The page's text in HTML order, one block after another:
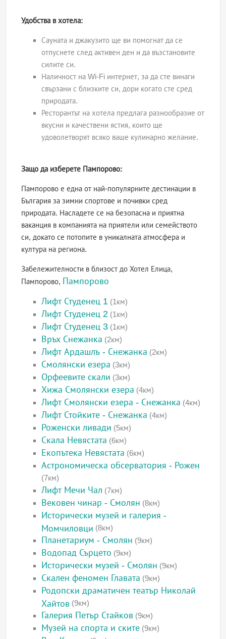
Удобства в хотела:
Сауната и джакузито ще ви помогнат да се
отпуснете след активен ден и да възстановите
силите си.
Наличност на Wi-Fi интернет, за да сте винаги
свързани с близките си, дори когато сте сред
природата.
Ресторантът на хотела предлага разнообразие от
вкусни и качествени ястия, които ще
удоволетворят всяко ваше кулинарно желание.
Защо да изберете Пампорово:
Пампорово е една от най-популярните дестинации в
България за зимни спортове и почивки сред
природата. Насладете се на безопасна и приятна
ваканция в компанията на приятели или семейството
си, докато се потопите в уникалната атмосфера и
култура на региона.
Забележителности в близост до Хотел Елица,
Пампорово, Пампорово
Лифт Студенец 1 (1км)
Лифт Студенец 2 (1км)
Лифт Студенец 3 (1км)
Връх Снежанка (2км)
Лифт Ардашлъ - Снежанка (2км)
Смолянски езера (3км)
Орфеевите скали (3км)
Хижа Смолянски езера (4км)
Лифт Смолянски езера - Снежанка (4км)
Лифт Стойките - Снежанка (4км)
Роженски ливади (5км)
Скала Невястата (6км)
Екопътека Невястата (6км)
Астрономическа обсерватория - Рожен
(7км)
Лифт Мечи Чал (7км)
Вековен чинар - Смолян (8км)
Исторически музей и галерия -
Момчиловци (8км)
Планетариум - Смолян (9км)
Водопад Сърцето (9км)
Исторически музей - Смолян (9км)
Скален феномен Главата (9км)
Родопски драматичен театър Николай
Хайтов (9км)
Галерия Петър Стайков (9км)
Музей на спорта и ските (9км)